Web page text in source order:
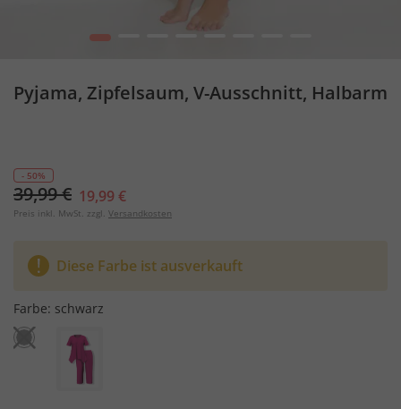
1
Pyjama, Zipfelsaum, V-Ausschnitt, Halbarm
- 50%
39,99 € 19,99 €
Preis inkl. MwSt. zzgl. Versandkosten
Diese Farbe ist ausverkauft
Farbe: schwarz